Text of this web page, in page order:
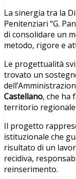
La sinergia tra la
Penitenziari “G.
di consolidare un
metodo, rigore e
Le progettualità
trovato un
Castellano, che ha
territorio regionale
Il progetto
istituzionale che
risultato di un
recidiva,
reinserimento.